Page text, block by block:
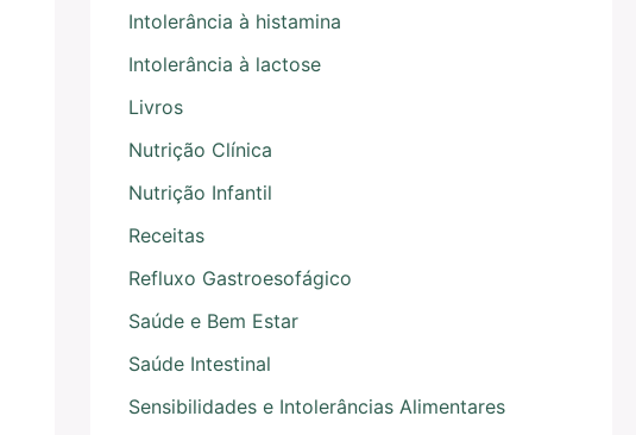
Intolerância à histamina
Intolerância à lactose
Livros
Nutrição Clínica
Nutrição Infantil
Receitas
Refluxo Gastroesofágico
Saúde e Bem Estar
Saúde Intestinal
Sensibilidades e Intolerâncias Alimentares